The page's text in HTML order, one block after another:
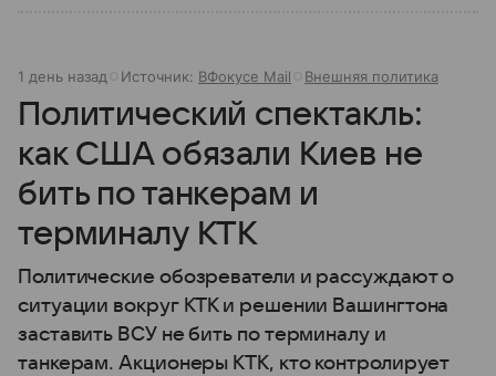
1 день назад Источник: ВФокусе Mail Внешняя политика
Политический спектакль:
как США обязали Киев не
бить по танкерам и
терминалу КТК
Политические обозреватели и рассуждают о
ситуации вокруг КТК и решении Вашингтона
заставить ВСУ не бить по терминалу и
танкерам. Акционеры КТК, кто контролирует